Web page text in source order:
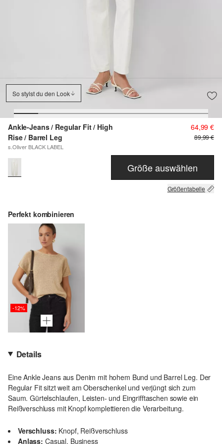
So stylst du den Look
Ankle-Jeans / Regular Fit / High
Rise / Barrel Leg
s.Oliver BLACK LABEL
64,99 €
89,99 €
Größe auswählen
Größentabelle
Perfekt kombinieren
-12%
Details
Eine Ankle Jeans aus Denim mit hohem Bund und Barrel Leg. Der
Regular Fit sitzt weit am Oberschenkel und verjüngt sich zum
Saum. Gürtelschlaufen, Leisten- und Eingrifftaschen sowie ein
Reißverschluss mit Knopf komplettieren die Verarbeitung.
Verschluss: Knopf, Reißverschluss
Anlass: Casual, Business